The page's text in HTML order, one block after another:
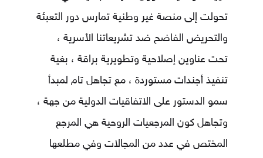
تحولت إلى منصة غير وطنية تمارس دور التعبئة
والتحريض الفاضح ضد تشريعاتنا الأسرية ،
تحت عناوين إصلاحية وتطويرية براقة ، بغية
تنفيذ أجندات مستوردة ، مع تجاهل تام لمبدأ
سمو الدستور على الاتفاقيات الدولية من جهة ،
وتجاهل كون المرجعيات الروحية هي المرجع
المختص في عدد من المجالات وفي مطلعها